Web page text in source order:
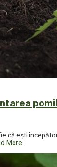
ești
More